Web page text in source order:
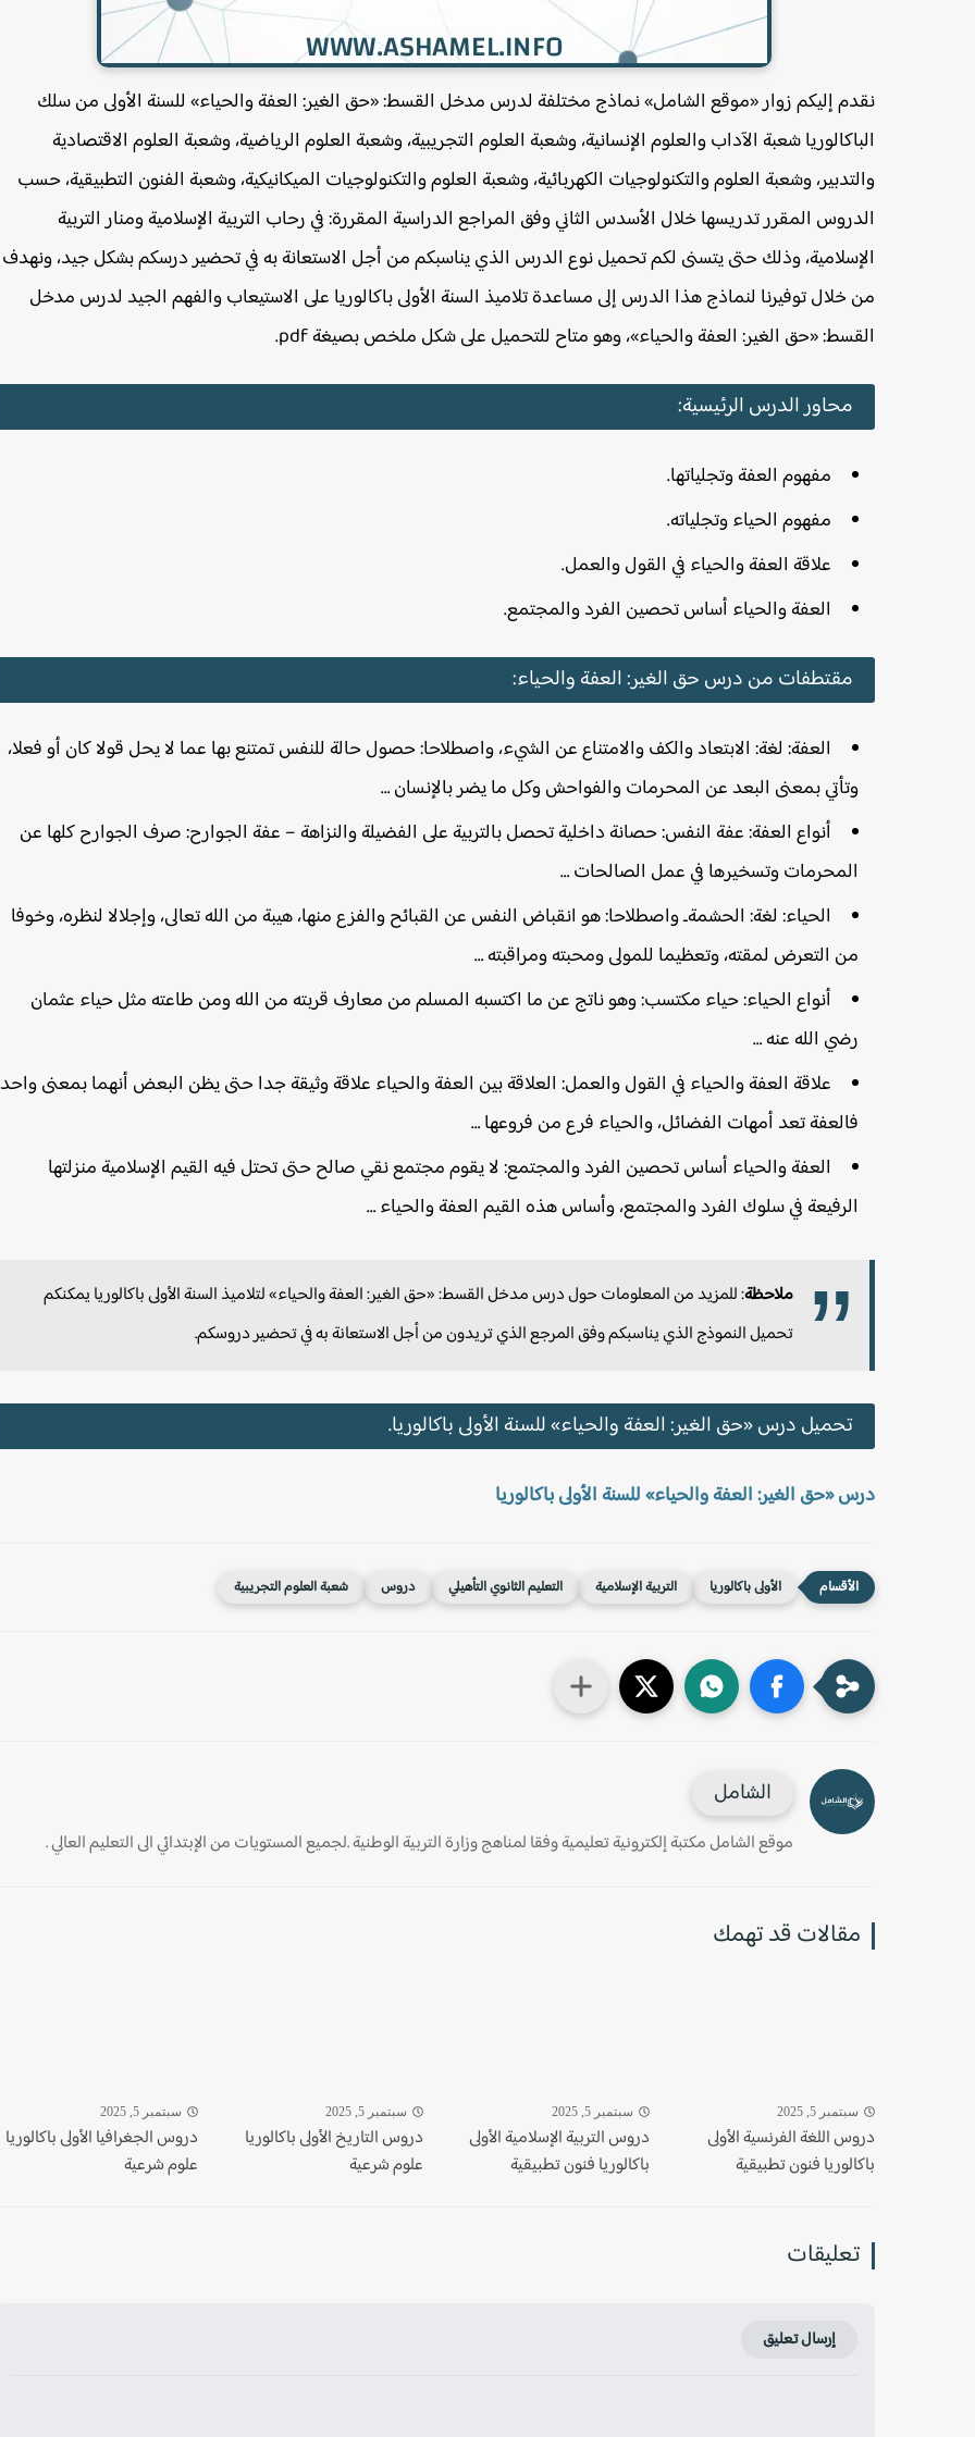
نقدم إليكم زوار «موقع الشامل» نماذج مختلفة لدرس مدخل القسط: «حق الغير: العفة والحياء» للسنة الأولى من سلك
الباكالوريا شعبة الآداب والعلوم الإنسانية، وشعبة العلوم التجريبية، وشعبة العلوم الرياضية، وشعبة العلوم الاقتصادية
والتدبير، وشعبة العلوم والتكنولوجيات الكهربائية، وشعبة العلوم والتكنولوجيات الميكانيكية، وشعبة الفنون التطبيقية، حسب
الدروس المقرر تدريسها خلال الأسدس الثاني وفق المراجع الدراسية المقررة: في رحاب التربية الإسلامية ومنار التربية
الإسلامية، وذلك حتى يتسنى لكم تحميل نوع الدرس الذي يناسبكم من أجل الاستعانة به في تحضير درسكم بشكل جيد، ونهدف
من خلال توفيرنا لنماذج هذا الدرس إلى مساعدة تلاميذ السنة الأولى باكالوريا على الاستيعاب والفهم الجيد لدرس مدخل
القسط: «حق الغير: العفة والحياء»، وهو متاح للتحميل على شكل ملخص بصيغة pdf.
محاور الدرس الرئيسية:
مفهوم العفة وتجلياتها.
مفهوم الحياء وتجلياته.
علاقة العفة والحياء في القول والعمل.
العفة والحياء أساس تحصين الفرد والمجتمع.
مقتطفات من درس حق الغير: العفة والحياء:
العفة: لغة: الابتعاد والكف والامتناع عن الشيء، واصطلاحا: حصول حالة للنفس تمتنع بها عما لا يحل قولا كان أو فعلا،
وتأتي بمعنى البعد عن المحرمات والفواحش وكل ما يضر بالإنسان …
أنواع العفة: عفة النفس: حصانة داخلية تحصل بالتربية على الفضيلة والنزاهة – عفة الجوارح: صرف الجوارح كلها عن
المحرمات وتسخيرها في عمل الصالحات …
الحياء: لغة: الحشمةـ واصطلاحا: هو انقباض النفس عن القبائح والفزع منها، هيبة من الله تعالى، وإجلالا لنظره، وخوفا
من التعرض لمقته، وتعظيما للمولى ومحبته ومراقبته …
أنواع الحياء: حياء مكتسب: وهو ناتج عن ما اكتسبه المسلم من معارف قربته من الله ومن طاعته مثل حياء عثمان
رضي الله عنه …
علاقة العفة والحياء في القول والعمل: العلاقة بين العفة والحياء علاقة وثيقة جدا حتى يظن البعض أنهما بمعنى
فالعفة تعد أمهات الفضائل، والحياء فرع من فروعها …
العفة والحياء أساس تحصين الفرد والمجتمع: لا يقوم مجتمع نقي صالح حتى تحتل فيه القيم الإسلامية منزلتها
الرفيعة في سلوك الفرد والمجتمع، وأساس هذه القيم العفة والحياء …
ملاحظة: للمزيد من المعلومات حول درس مدخل القسط: «حق الغير: العفة والحياء» لتلاميذ السنة الأولى باكالوريا يمكنكم
تحميل النموذج الذي يناسبكم وفق المرجع الذي تريدون من أجل الاستعانة به في تحضير دروسكم.
تحميل درس «حق الغير: العفة والحياء» للسنة الأولى باكالوريا.
درس «حق الغير: العفة والحياء» للسنة الأولى باكالوريا
الأولى باكالوريا التربية الإسلامية التعليم الثانوي التأهيلي دروس شعبة العلوم التجريبية
الشامل
موقع الشامل مكتبة إلكترونية تعليمية وفقا لمناهج وزارة التربية الوطنية .لجميع المستويات من الإبتدائي الى التعليم العالي .
مقالات قد تهمك
سبتمبر 5, 2025
دروس اللغة الفرنسية الأولى
باكالوريا فنون تطبيقية
سبتمبر 5, 2025
دروس التربية الإسلامية الأولى
باكالوريا فنون تطبيقية
سبتمبر 5, 2025
دروس التاريخ الأولى باكالوريا
علوم شرعية
سبتمبر 5, 2025
دروس الجغرافيا الأولى باكالوريا
علوم شرعية
تعليقات
إرسال تعليق